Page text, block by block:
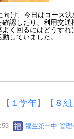
向け、今日はコース
認したり、利用交通
く回るにはどうすれ
していました。
１学年】【８
福生第一中 管理